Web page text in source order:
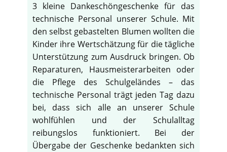
3 kleine Dankeschöngeschenke für das
technische Personal unserer Schule. Mit
den selbst gebastelten Blumen wollten die
Kinder ihre Wertschätzung für die tägliche
Unterstützung zum Ausdruck bringen. Ob
Reparaturen, Hausmeisterarbeiten oder
die Pflege des Schulgeländes – das
technische Personal trägt jeden Tag dazu
bei, dass sich alle an unserer Schule
wohlfühlen und der Schulalltag
reibungslos funktioniert. Bei der
Übergabe der Geschenke bedankten sich